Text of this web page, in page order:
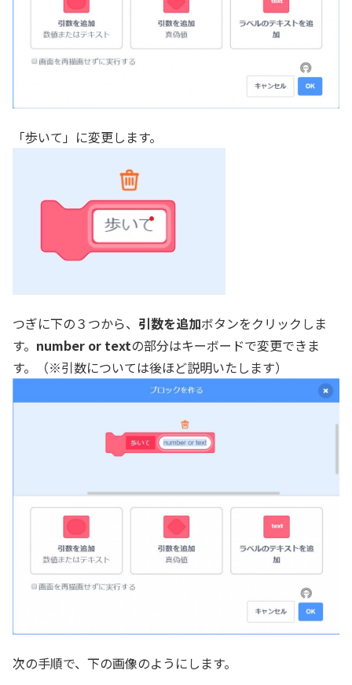
「歩いて」に変更します。
つぎに下の３つから、 引数を追加ボタンをクリックしま
す。 number or textの部分はキーボードで変更できま
す。（※引数については後ほど説明いたします）
次の手順で、下の画像のようにします。